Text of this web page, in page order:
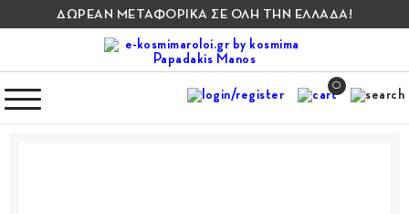
ΔΩΡΕΑΝ ΜΕΤΑΦΟΡΙΚΑ ΣΕ ΟΛΗ ΤΗΝ ΕΛΛΑΔΑ!
0